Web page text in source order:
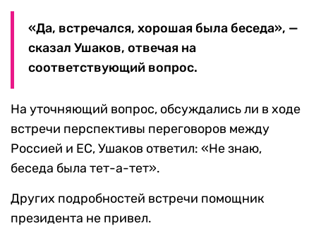
«Да, встречался, хорошая была беседа», —
сказал Ушаков, отвечая на
соответствующий вопрос.
На уточняющий вопрос, обсуждались ли в ходе
встречи перспективы переговоров между
Россией и ЕС, Ушаков ответил: «Не знаю,
беседа была тет-а-тет».
Других подробностей встречи помощник
президента не привел.